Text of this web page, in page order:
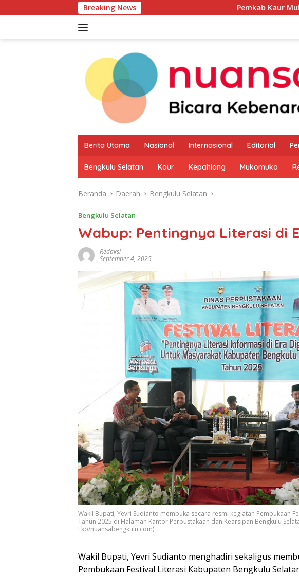
ke
Breaking News Pemkab Kaur Mulai Petakan
Berita Utama Nasional Internasional Editorial
Bengkulu Selatan Kaur Kepahiang Mukomuko
Beranda Daerah Bengkulu Selatan
Bengkulu Selatan
Wabup: Pentingnya Literasi di
Redaksi
September 4, 2025
Wakil Bupati, Yevri Sudianto membuka secara resmi kegiatan Pembukaan
Tahun 2025 di Halaman Kantor Perpustakaan dan Kearsipan Bengkulu
Eko/nuansabengkulu.com)
Wakil Bupati, Yevri Sudianto menghadiri sekaligus
Pembukaan Festival Literasi Kabupaten Bengkulu